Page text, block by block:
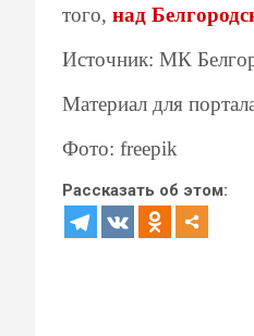
того, над
Источник: МК
Материал для
Фото: freepik
Рассказать об этом: